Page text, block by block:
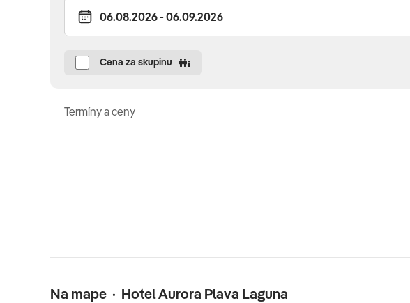
detská postieľka (na vyžiadanie, zdarma) • mini klub pre deti od 4 do 12
bazén
ubytovanie s all inclusive, pobytovú taxu, delegáta CK
Cena za skupinu
Termíny a ceny
Na mape · Hotel Aurora Plava Laguna